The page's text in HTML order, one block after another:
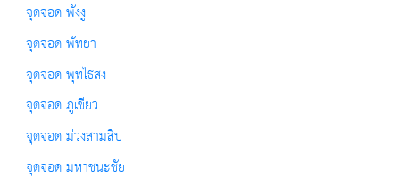
จุดจอด พังงู
จุดจอด พัทยา
จุดจอด พุทไธสง
จุดจอด ภูเขียว
จุดจอด ม่วงสามสิบ
จุดจอด มหาชนะชัย